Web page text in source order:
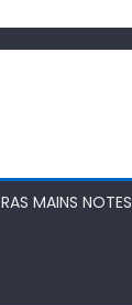
RAS MAINS NOTES